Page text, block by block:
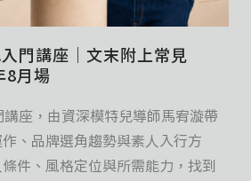
門講座｜文末附上常見
8月場
座，由資深模特兒導師馬宥漩帶
、品牌選角趨勢與素人入行方
件、風格定位與所需能力，找到